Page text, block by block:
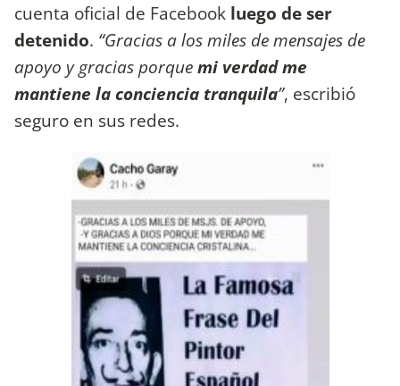
cuenta oficial de Facebook luego de ser
detenido. “Gracias a los miles de mensajes de
apoyo y gracias porquemi verdad me
mantiene la conciencia tranquila”, escribió
seguro en sus redes.